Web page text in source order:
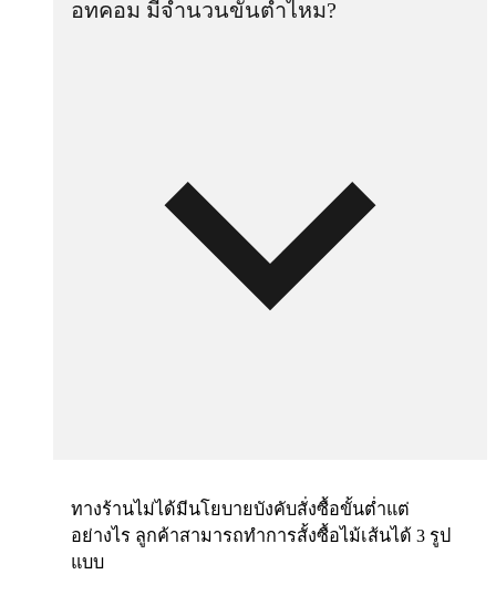
อทคอม มีจำนวนขั้นต่ำไหม?
ทางร้านไม่ได้มีนโยบายบังคับสั่งซื้อขั้นต่ำแต่
อย่างไร ลูกค้าสามารถทำการสั้งซื้อไม้เส้นได้ 3 รูป
แบบ